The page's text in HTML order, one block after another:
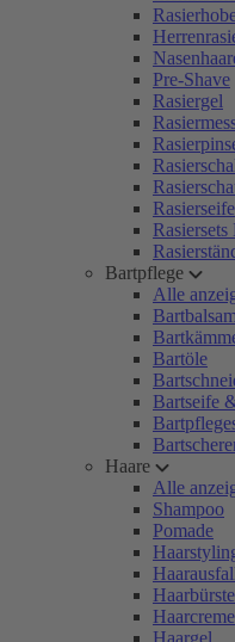
Pre-Shave
Rasiergel
Rasierseife
Rasiersets
Bartpflege
Alle
Bartbalsam
Bartöle
Bartseife
Haare
Alle
Shampoo
Pomade
Haarcreme
Haargel